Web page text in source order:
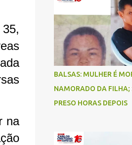
na
BALSAS: MULHER É
NAMORADO DA FILHA;
PRESO HORAS DEPOIS